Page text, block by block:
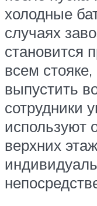
холодные
случаях
становится
всем
выпустить
сотрудники
используют
верхних